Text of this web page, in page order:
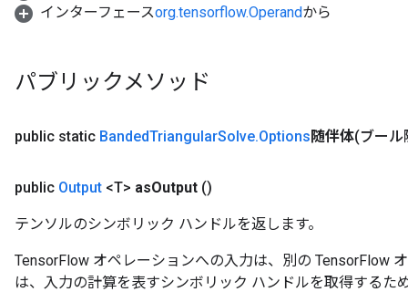
インターフェースorg.tensorflow.Operandから
パブリックメソッド
public static BandedTriangularSolve.Options随伴体(ブール
public Output <T> asOutput ()
テンソルのシンボリック ハンドルを返します。
TensorFlow オペレーションへの入力は、別の TensorFlow
は、入力の計算を表すシンボリック ハンドルを取得するた